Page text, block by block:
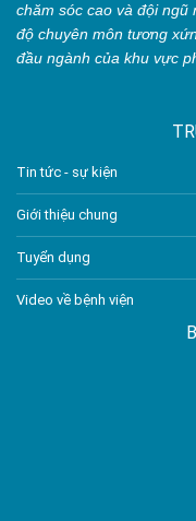
chăm sóc cao và đội ngũ
độ chuyên môn tương
đầu ngành của khu vực
Tin tức - sự kiện
Giới thiệu chung
Tuyển dụng
Video về bệnh viện